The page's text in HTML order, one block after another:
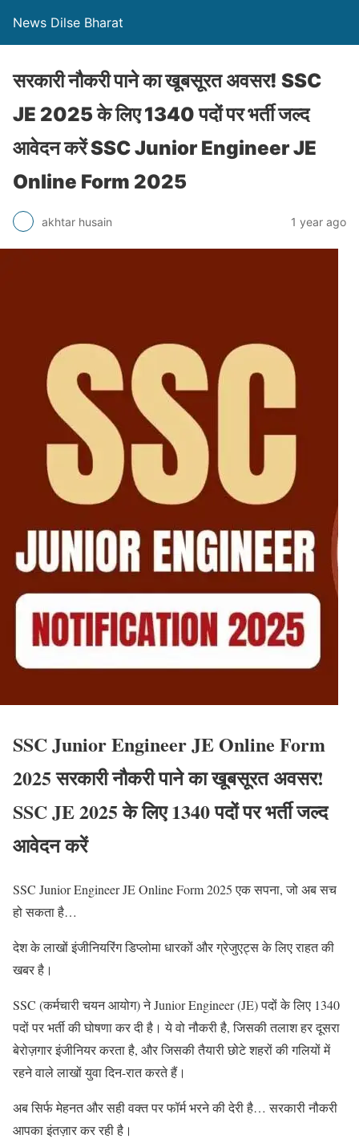
News Dilse Bharat
सरकारी नौकरी पाने का खूबसूरत अवसर! SSC
JE 2025 के लिए 1340 पदों पर भर्ती जल्द
आवेदन करें SSC Junior Engineer JE
Online Form 2025
akhtar husain 1 year ago
SSC Junior Engineer JE Online Form
2025 सरकारी नौकरी पाने का खूबसूरत अवसर!
SSC JE 2025 के लिए 1340 पदों पर भर्ती जल्द
आवेदन करें
SSC Junior Engineer JE Online Form 2025 एक सपना, जो अब सच
हो सकता है…
देश के लाखों इंजीनियरिंग डिप्लोमा धारकों और ग्रेजुएट्स के लिए राहत की
खबर है।
SSC (कर्मचारी चयन आयोग) ने Junior Engineer (JE) पदों के लिए 1340
पदों पर भर्ती की घोषणा कर दी है। ये वो नौकरी है, जिसकी तलाश हर दूसरा
बेरोज़गार इंजीनियर करता है, और जिसकी तैयारी छोटे शहरों की गलियों में
रहने वाले लाखों युवा दिन-रात करते हैं।
अब सिर्फ मेहनत और सही वक्त पर फॉर्म भरने की देरी है… सरकारी नौकरी
आपका इंतज़ार कर रही है।